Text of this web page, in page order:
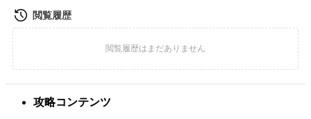
攻略コンテンツ